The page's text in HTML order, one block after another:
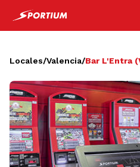
Locales/Valencia/Bar L'Entra